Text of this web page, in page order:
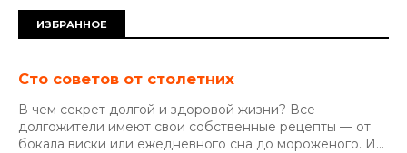
ИЗБРАННОЕ
Сто советов от столетних
В чем секрет долгой и здоровой жизни? Все
долгожители имеют свои собственные рецепты — от
бокала виски или ежедневного сна до мороженого. И...